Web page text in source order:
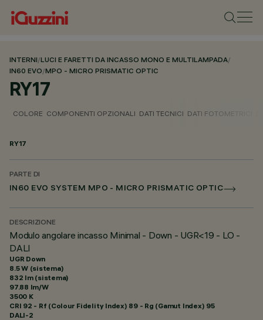
INTERNI/LUCI E FARETTI DA INCASSO MONO E MULTILAMPADA/
IN60 EVO/MPO - MICRO PRISMATIC OPTIC
RY17
COLORE COMPONENTI OPZIONALI DATI TECNICI DATI FOTOMETRICI
RY17
PARTE DI
IN60 EVO SYSTEM MPO - MICRO PRISMATIC OPTIC
DESCRIZIONE
Modulo angolare incasso Minimal - Down - UGR<19 - LO -
DALI
UGR Down
8.5 W (sistema)
832 lm (sistema)
97.88 lm/W
3500 K
CRI 92 - Rf (Colour Fidelity Index) 89 - Rg (Gamut Index) 95
DALI-2